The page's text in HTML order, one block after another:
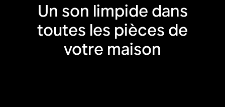
Un son limpide dans
toutes les pièces de
votre maison